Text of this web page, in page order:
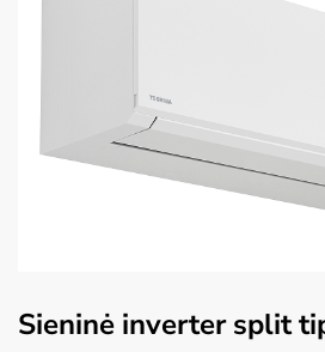
Sieninė inverter split